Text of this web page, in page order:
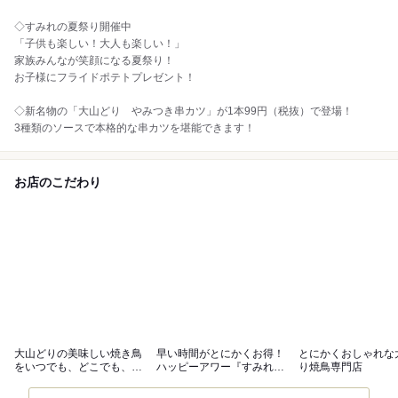
◇すみれの夏祭り開催中
「子供も楽しい！大人も楽しい！」
家族みんなが笑顔になる夏祭り！
お子様にフライドポテトプレゼント！
◇新名物の「大山どり やみつき串カツ」が1本99円（税抜）で登場！
3種類のソースで本格的な串カツを堪能できます！
お店のこだわり
大山どりの美味しい焼き鳥
をいつでも、どこでも、誰
早い時間がとにかくお得！
ハッピーアワー『すみれの
とにかくおしゃれな
り焼鳥専門店